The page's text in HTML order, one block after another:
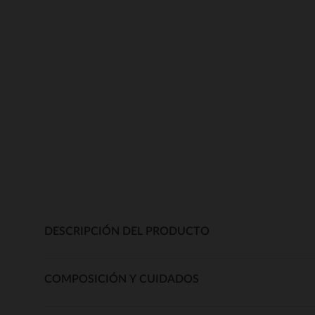
DESCRIPCIÓN DEL PRODUCTO
COMPOSICIÓN Y CUIDADOS